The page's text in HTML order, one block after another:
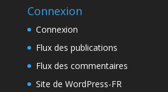
Connexion
Connexion
Flux des publications
Flux des commentaires
Site de WordPress-FR